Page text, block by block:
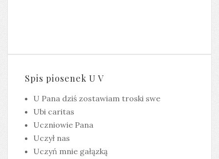
Spis piosenek U V
U Pana dziś zostawiam troski swe
Ubi caritas
Uczniowie Pana
Uczył nas
Uczyń mnie gałązką